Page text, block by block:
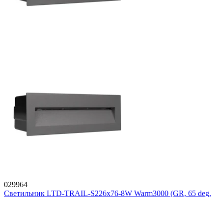
029964
Светильник LTD-TRAIL-S226x76-8W Warm3000 (GR, 65 deg,